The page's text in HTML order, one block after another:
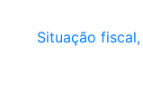
Situação